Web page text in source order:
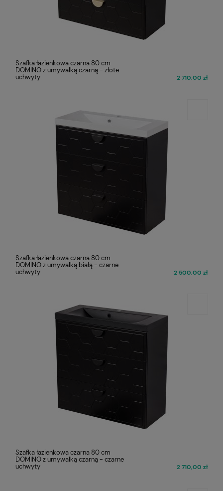
Szafka łazienkowa czarna 80 cm
DOMINO z umywalką czarną - złote
uchwyty
2 710,00 zł
Szafka łazienkowa czarna 80 cm
DOMINO z umywalką białą - czarne
uchwyty
2 500,00 zł
Szafka łazienkowa czarna 80 cm
DOMINO z umywalką czarną - czarne
uchwyty
2 710,00 zł